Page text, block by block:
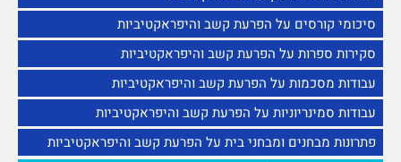
סיכומי קורסים על הפרעת קשב והיפראקטיביות
סקירות ספרות על הפרעת קשב והיפראקטיביות
עבודות מסכמות על הפרעת קשב והיפראקטיביות
עבודות סמינריוניות על הפרעת קשב והיפראקטיביות
פתרונות מבחנים ומבחני בית על הפרעת קשב והיפראקטיביות